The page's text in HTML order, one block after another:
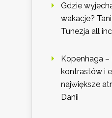
Gdzie
wakacje?
Tunezja all
Kopenhaga –
kontrastów i
największe
Danii